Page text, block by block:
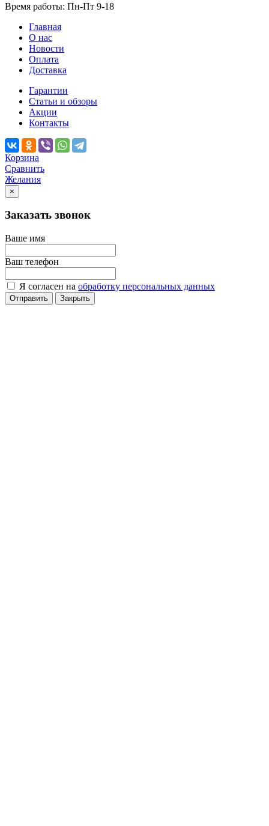
Время работы: Пн-Пт 9-18
Главная
О нас
Новости
Оплата
Доставка
Гарантии
Статьи и обзоры
Акции
Контакты
Корзина
Сравнить
Желания
×
Заказать звонок
Ваше имя
Ваш телефон
Я согласен на обработку персональных данных
Отправить Закрыть